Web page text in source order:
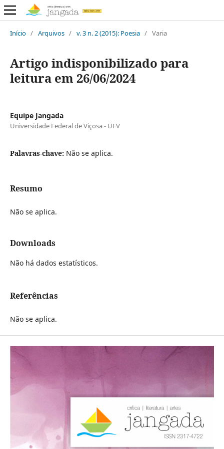
Início / Arquivos / v. 3 n. 2 (2015): Poesia / Varia
Artigo indisponibilizado para
leitura em 26/06/2024
Equipe Jangada
Universidade Federal de Viçosa - UFV
Palavras-chave: Não se aplica.
Resumo
Não se aplica.
Downloads
Não há dados estatísticos.
Referências
Não se aplica.